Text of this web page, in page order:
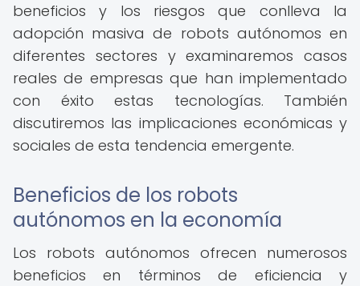
beneficios y los riesgos que conlleva la
adopción masiva de robots autónomos en
diferentes sectores y examinaremos casos
reales de empresas que han implementado
con éxito estas tecnologías. También
discutiremos las implicaciones económicas y
sociales de esta tendencia emergente.
Beneficios de los robots
autónomos en la economía
Los robots autónomos ofrecen numerosos
beneficios en términos de eficiencia y